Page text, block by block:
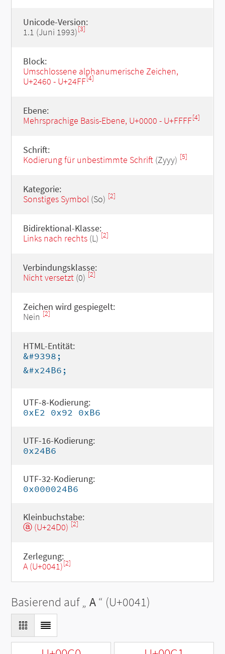
Unicode-Version:
1.1 (Juni 1993)[3]
Block:
Umschlossene alphanumerische Zeichen,
U+2460 - U+24FF[4]
Ebene:
Mehrsprachige Basis-Ebene, U+0000 - U+FFFF[4]
Schrift:
Kodierung für unbestimmte Schrift(Zyyy) [5]
Kategorie:
Sonstiges Symbol(So) [2]
Bidirektional-Klasse:
Links nach rechts(L) [2]
Verbindungsklasse:
Nicht versetzt(0) [2]
Zeichen wird gespiegelt:
Nein [2]
HTML-Entität:
&#9398;
&#x24B6;
UTF-8-Kodierung:
0xE2 0x92 0xB6
UTF-16-Kodierung:
0x24B6
UTF-32-Kodierung:
0x000024B6
Kleinbuchstabe:
ⓐ (U+24D0) [2]
Zerlegung:
A (U+0041)[2]
Basierend auf „ A“ (U+0041)